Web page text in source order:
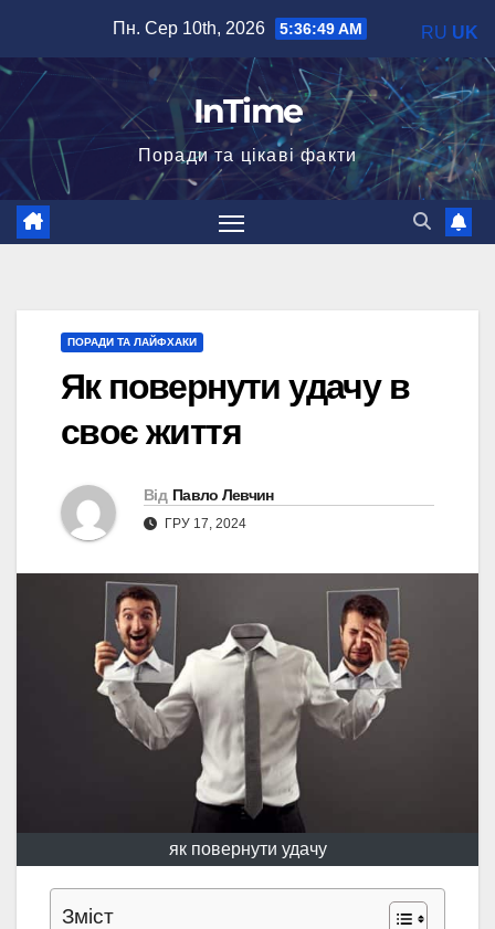
вмісту
Пн. Сер 10th, 2026 5:36:50 AM
InTime
Поради та цікаві факти
ПОРАДИ ТА ЛАЙФХАКИ
Як повернути удачу в
своє життя
Від Павло Левчин
ГРУ 17, 2024
як повернути удачу
Зміст
RU UK